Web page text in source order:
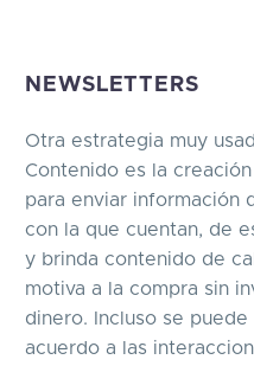
NEWSLETTERS
Otra estrategia muy
Contenido es la
para enviar información
con la que cuentan, de
y brinda contenido de
motiva a la compra sin
dinero. Incluso se
acuerdo a las